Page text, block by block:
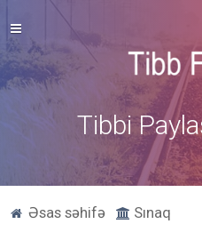
Tibbi
Əsas səhifə Sınaq